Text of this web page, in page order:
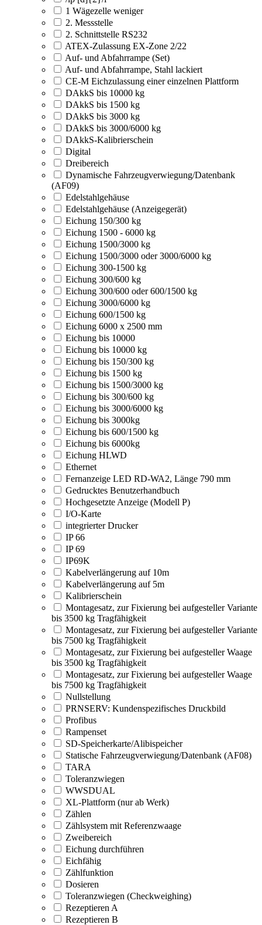
1 Wägezelle weniger
2. Messstelle
2. Schnittstelle RS232
ATEX-Zulassung EX-Zone 2/22
Auf- und Abfahrrampe (Set)
Auf- und Abfahrrampe, Stahl lackiert
CE-M Eichzulassung einer einzelnen Plattform
DAkkS bis 10000 kg
DAkkS bis 1500 kg
DAkkS bis 3000 kg
DAkkS bis 3000/6000 kg
DAkkS-Kalibrierschein
Digital
Dreibereich
Dynamische Fahrzeugverwiegung/Datenbank
(AF09)
Edelstahlgehäuse
Edelstahlgehäuse (Anzeigegerät)
Eichung 150/300 kg
Eichung 1500 - 6000 kg
Eichung 1500/3000 kg
Eichung 1500/3000 oder 3000/6000 kg
Eichung 300-1500 kg
Eichung 300/600 kg
Eichung 300/600 oder 600/1500 kg
Eichung 3000/6000 kg
Eichung 600/1500 kg
Eichung 6000 x 2500 mm
Eichung bis 10000
Eichung bis 10000 kg
Eichung bis 150/300 kg
Eichung bis 1500 kg
Eichung bis 1500/3000 kg
Eichung bis 300/600 kg
Eichung bis 3000/6000 kg
Eichung bis 3000kg
Eichung bis 600/1500 kg
Eichung bis 6000kg
Eichung HLWD
Ethernet
Fernanzeige LED RD-WA2, Länge 790 mm
Gedrucktes Benutzerhandbuch
Hochgesetzte Anzeige (Modell P)
I/O-Karte
integrierter Drucker
IP 66
IP 69
IP69K
Kabelverlängerung auf 10m
Kabelverlängerung auf 5m
Kalibrierschein
Montagesatz, zur Fixierung bei aufgesteller Variante
bis 3500 kg Tragfähigkeit
Montagesatz, zur Fixierung bei aufgesteller Variante
bis 7500 kg Tragfähigkeit
Montagesatz, zur Fixierung bei aufgesteller Waage
bis 3500 kg Tragfähigkeit
Montagesatz, zur Fixierung bei aufgesteller Waage
bis 7500 kg Tragfähigkeit
Nullstellung
PRNSERV: Kundenspezifisches Druckbild
Profibus
Rampenset
SD-Speicherkarte/Alibispeicher
Statische Fahrzeugverwiegung/Datenbank (AF08)
TARA
Toleranzwiegen
WWSDUAL
XL-Plattform (nur ab Werk)
Zählen
Zählsystem mit Referenzwaage
Zweibereich
Eichung durchführen
Eichfähig
Zählfunktion
Dosieren
Toleranzwiegen (Checkweighing)
Rezeptieren A
Rezeptieren B